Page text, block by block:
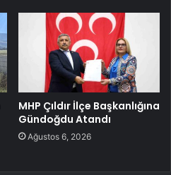
MHP Çıldır İlçe Başkanlığına
Gündoğdu Atandı
Ağustos 6, 2026